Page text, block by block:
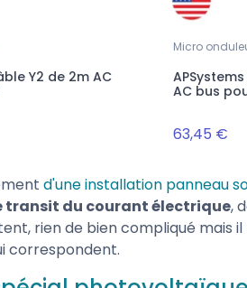
d'une installation panneau
transit du courant électrique,
rien de bien compliqué mais
correspondent.
Y2 de 2m AC
Micro
AC bus
63,45 €